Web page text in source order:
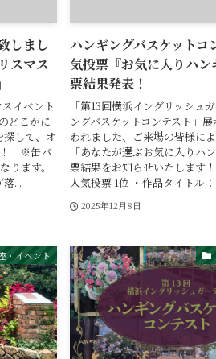
しまし
スマス
イベント
どこかに
探して、オ
！ ※缶バ
ります。
...
ハンギングバスケットコ
気投票『お気に入りハン
票結果発表！
「第13回横浜イングリッシュ
ングバスケットコンテスト」
われました、ご来場の皆様に
「あなたが選ぶお気に入りハ
票結果をお知らせいたします
人気投票 1位 ・作品タイトル
2025年12月8日
・イベント